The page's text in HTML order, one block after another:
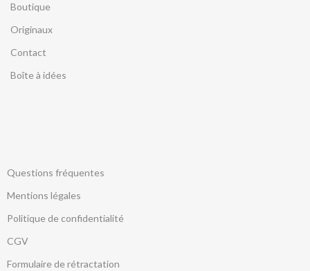
Boutique
Originaux
Contact
Boîte à idées
Questions fréquentes
Mentions légales
Politique de confidentialité
CGV
Formulaire de rétractation